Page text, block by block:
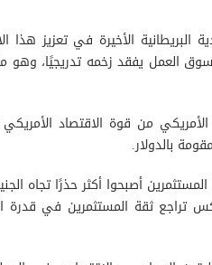
البريطانية الأخيرة في تعزيز
سوق العمل يفقد زخمه تدريجيًا، وهو
من قوة الاقتصاد
بالدولار.
أصبحوا أكثر حذرًا تجاه
تراجع ثقة المستثمرين في قدرة